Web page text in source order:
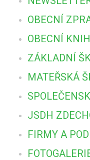
OBECNÍ
OBECNÍ
ZÁKLADNÍ
MATEŘSKÁ
JSDH
FIRMY A